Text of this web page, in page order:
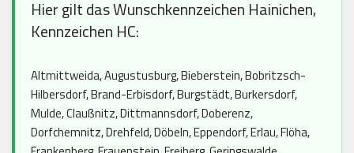
Hier gilt das Wunschkennzeichen Hainichen,
Kennzeichen HC:
Altmittweida, Augustusburg, Bieberstein, Bobritzsch-
Hilbersdorf, Brand-Erbisdorf, Burgstädt, Burkersdorf,
Mulde, Claußnitz, Dittmannsdorf, Doberenz,
Dorfchemnitz, Drehfeld, Döbeln, Eppendorf, Erlau, Flöha,